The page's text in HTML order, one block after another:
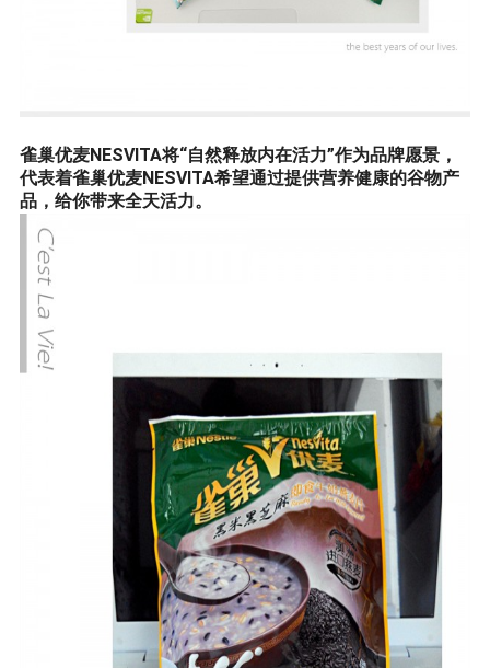
雀巢优麦NESVITA将“自然释放内在活力”作为品牌愿景，
代表着雀巢优麦NESVITA希望通过提供营养健康的谷物产
品，给你带来全天活力。